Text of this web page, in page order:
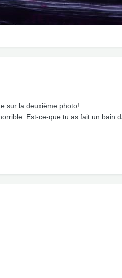
sur la deuxième photo!
Est-ce-que tu as fait un bain